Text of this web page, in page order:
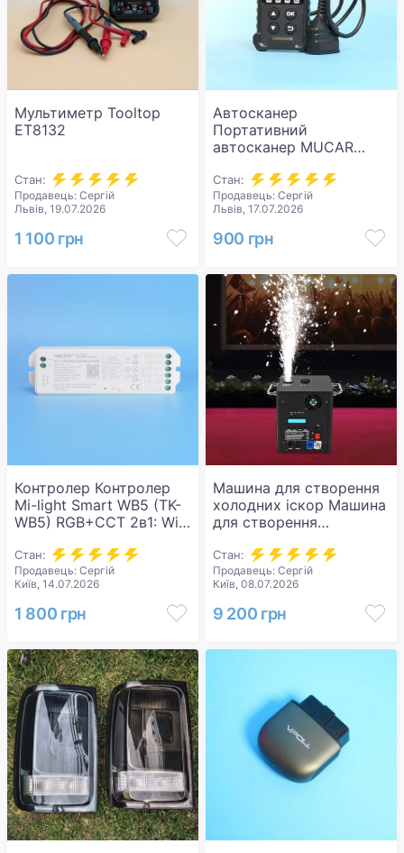
Мультиметр Tooltop
ET8132
Стан:
Продавець: Сергій
Львів, 19.07.2026
1 100 грн
Автосканер
Портативний
автосканер MUCAR
авто по протоколу
OBDII.
Стан:
Продавець: Сергій
Львів, 17.07.2026
900 грн
Контролер Контролер
Mi-light Smart WB5 (TK-
WB5) RGB+CCT 2в1: Wi-
12/24В.
Стан:
Продавець: Сергій
Київ, 14.07.2026
1 800 грн
Машина для створення
холодних іскор Машина
для створення
спеціальним ефектом і
дистанційним
керуванням для вечірок.
Нова.
Стан:
Продавець: Сергій
Київ, 08.07.2026
9 200 грн